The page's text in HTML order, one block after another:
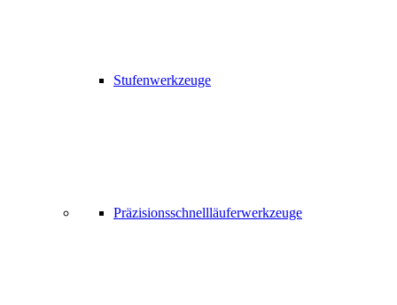
Stufenwerkzeuge
Präzisionsschnellläuferwerkzeuge